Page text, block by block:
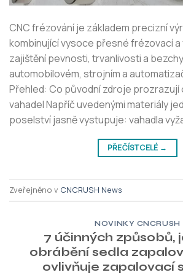
CNC frézování je základem precizní
kombinující vysoce přesné frézovací
zajištění pevnosti, trvanlivosti a
automobilovém, strojním a
Přehled: Co původní zdroje prozrazují
vahadel Napříč uvedenými materiály
poselství jasně vystupuje: vahadla
PŘEČÍST CELÉ →
Zveřejněno v CNCRUSH News
NOVINKY CNCRUSH
7 účinných způsobů,
obrábění sedla
ovlivňuje zapalovací